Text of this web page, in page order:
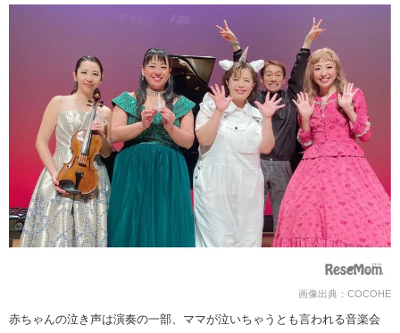
画像出典：COCOHE
赤ちゃんの泣き声は演奏の一部、ママが泣いちゃうとも言われる音楽会